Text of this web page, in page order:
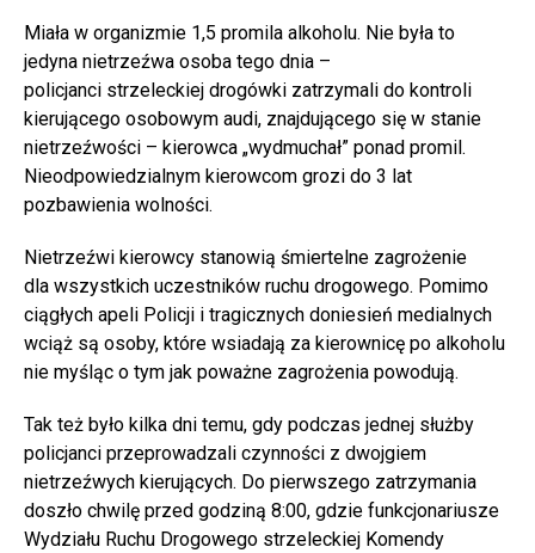
Miała w organizmie 1,5 promila alkoholu. Nie była to
jedyna nietrzeźwa osoba tego dnia –
policjanci strzeleckiej drogówki zatrzymali do kontroli
kierującego osobowym audi, znajdującego się w stanie
nietrzeźwości – kierowca „wydmuchał” ponad promil.
Nieodpowiedzialnym kierowcom grozi do 3 lat
pozbawienia wolności.
Nietrzeźwi kierowcy stanowią śmiertelne zagrożenie
dla wszystkich uczestników ruchu drogowego. Pomimo
ciągłych apeli Policji i tragicznych doniesień medialnych
wciąż są osoby, które wsiadają za kierownicę po alkoholu
nie myśląc o tym jak poważne zagrożenia powodują.
Tak też było kilka dni temu, gdy podczas jednej służby
policjanci przeprowadzali czynności z dwojgiem
nietrzeźwych kierujących. Do pierwszego zatrzymania
doszło chwilę przed godziną 8:00, gdzie funkcjonariusze
Wydziału Ruchu Drogowego strzeleckiej Komendy